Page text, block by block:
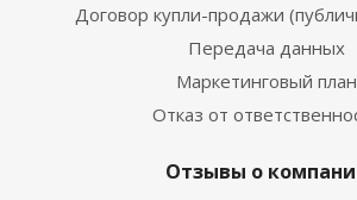
Договор купли-продажи
Передача данных
Маркетинговый план
Отказ от
Отзывы о